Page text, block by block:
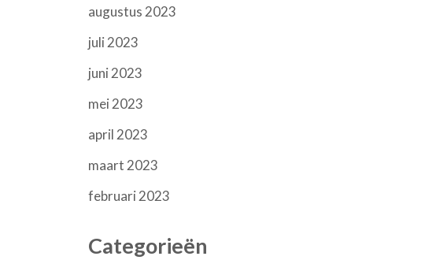
augustus 2023
juli 2023
juni 2023
mei 2023
april 2023
maart 2023
februari 2023
Categorieën